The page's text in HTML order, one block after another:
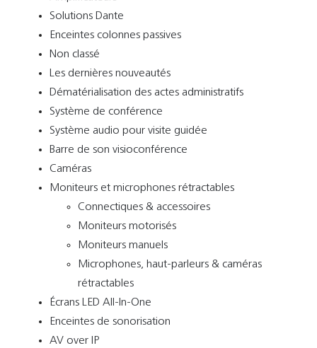
Solutions Dante
Enceintes colonnes passives
Non classé
Les dernières nouveautés
Dématérialisation des actes administratifs
Système de conférence
Système audio pour visite guidée
Barre de son visioconférence
Caméras
Moniteurs et microphones rétractables
Connectiques & accessoires
Moniteurs motorisés
Moniteurs manuels
Microphones, haut-parleurs & caméras
rétractables
Écrans LED All-In-One
Enceintes de sonorisation
AV over IP